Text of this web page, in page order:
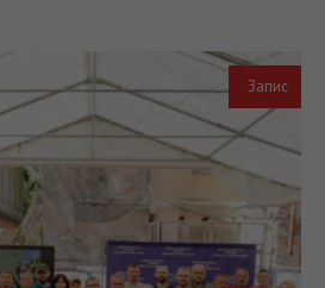
Запис